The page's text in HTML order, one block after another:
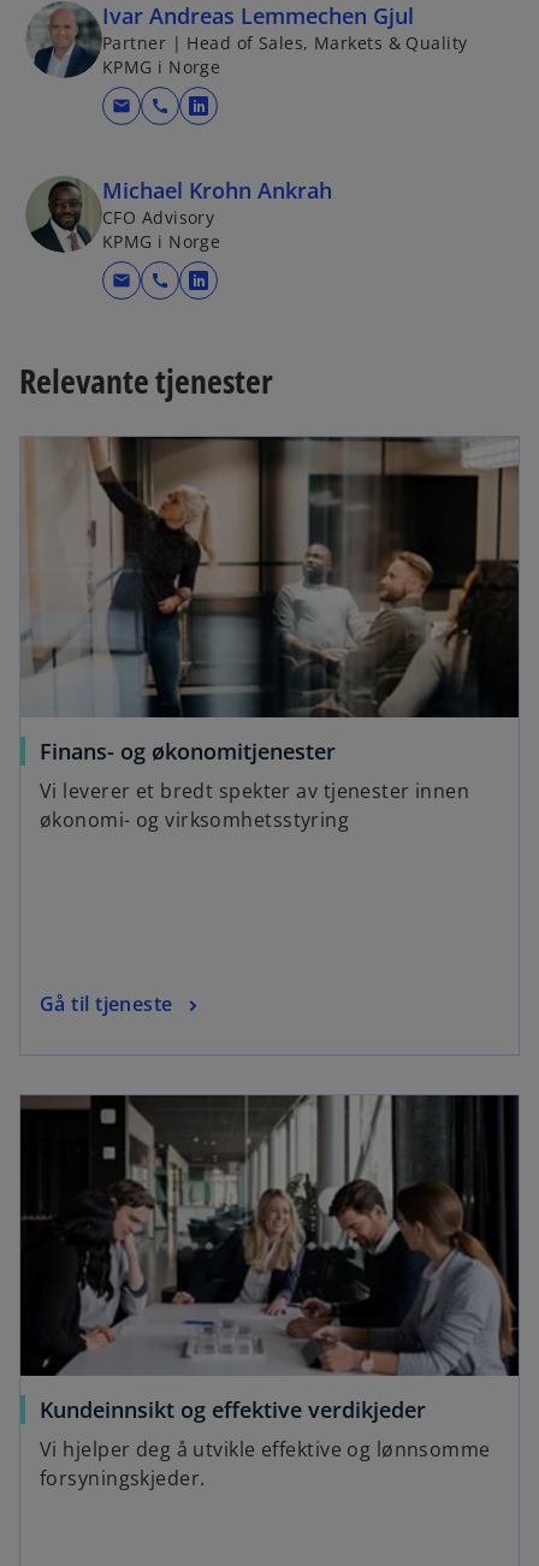
n
s
i
n
e
w
t
a
Ivar Andreas Lemmechen Gjul
Partner | Head of Sales, Markets & Quality
KPMG i Norge
mail call
o
e
n
s
i
n
e
t
b
Michael Krohn Ankrah
CFO Advisory
KPMG i Norge
mail call
o
n
i
a
n
e
w
b
Relevante tjenester
Finans- og økonomitjenester
Vi leverer et bredt spekter av tjenester innen
økonomi- og virksomhetsstyring
Gå til tjeneste
Kundeinnsikt og effektive verdikjeder
Vi hjelper deg å utvikle effektive og lønnsomme
forsyningskjeder.